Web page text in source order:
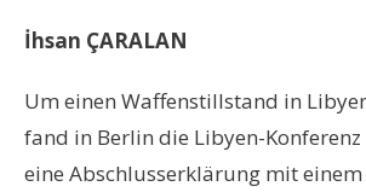
İhsan ÇARALAN
Um einen Waffenstillstand in
fand in Berlin die Libyen-
eine Abschlusserklärung mit